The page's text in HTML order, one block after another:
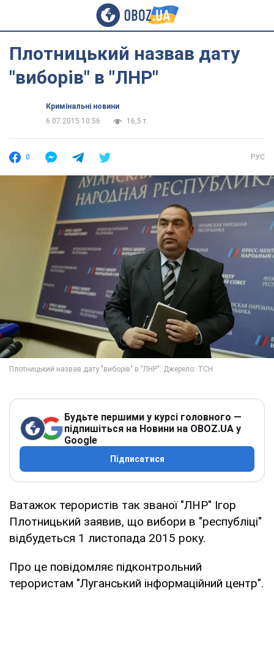
Плотницький назвав дату
"виборів" в "ЛНР"
Кримінальні новини
6.07.2015 10:56
16,5 т.
0 РУС
Будьте першими у курсі головного —
підпишіться на Новини на OBOZ.UA у
Google
Підписатися
Ватажок терористів так званої "ЛНР" Ігор
Плотницький заявив, що вибори в "республіці"
відбудеться 1 листопада 2015 року.
Про це повідомляє підконтрольний
терористам "Луганський інформаційний центр".